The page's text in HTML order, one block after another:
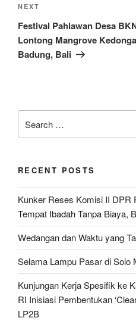
Next
Post
NEXT
Festival Pahlawan Desa
Lontong Mangrove
Badung, Bali
for:
RECENT POSTS
Kunker Reses Komisi II
Tempat Ibadah Tanpa Biaya,
Wedangan dan Waktu yang
Selama Lampu Pasar di Solo
Kunjungan Kerja Spesifik ke
RI Inisiasi Pembentukan
LP2B